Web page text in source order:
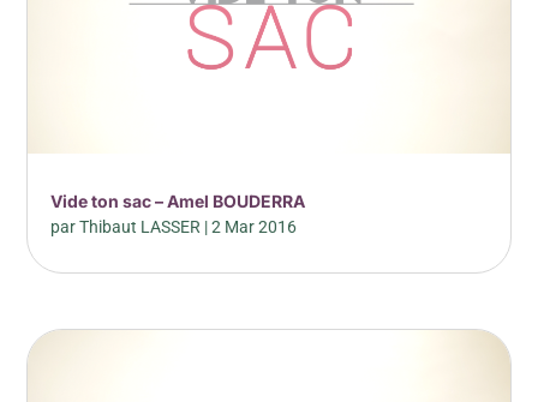
Vide ton sac – Amel BOUDERRA
parThibaut LASSER |2 Mar 2016